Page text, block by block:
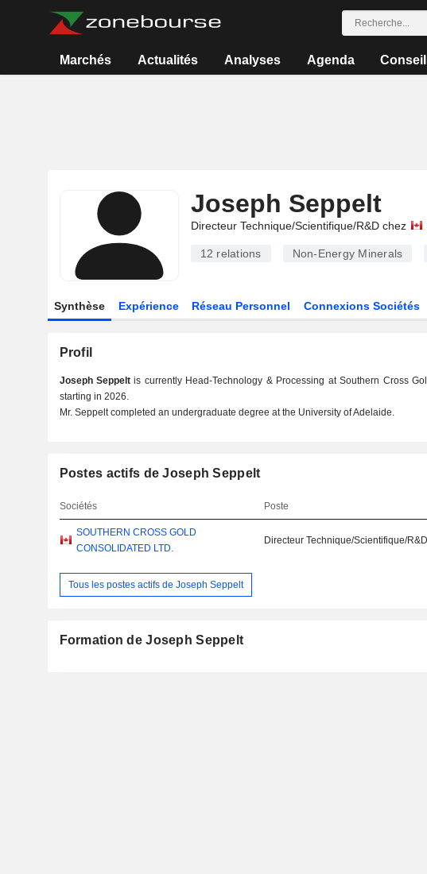
Marchés Actualités Analyses Agenda
Joseph Seppelt
Directeur Technique/Scientifique/R&D chez
12 relations Non-Energy Minerals
Synthèse Expérience Réseau Personnel Connexions Sociétés
Profil
Joseph Seppeltis currently Head-Technology & Processing at Southern Cross
starting in 2026.
Mr. Seppelt completed an undergraduate degree at the University of Adelaide.
Postes actifs de Joseph Seppelt
Sociétés Poste
SOUTHERN CROSS GOLD
CONSOLIDATED LTD.
Directeur Technique/Scientifique/R&D
Tous les postes actifs de Joseph Seppelt
Formation de Joseph Seppelt